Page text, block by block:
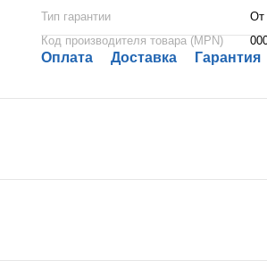
Тип гарантии
От
Код производителя товара (MPN)
Оплата Доставка Гарантия